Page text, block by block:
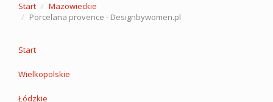
Start
Mazowieckie
Porcelana provence - Designbywomen.pl
Start
Wielkopolskie
Łódzkie